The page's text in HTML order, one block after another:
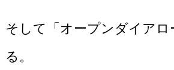
そして「オープンダイアロ
る。